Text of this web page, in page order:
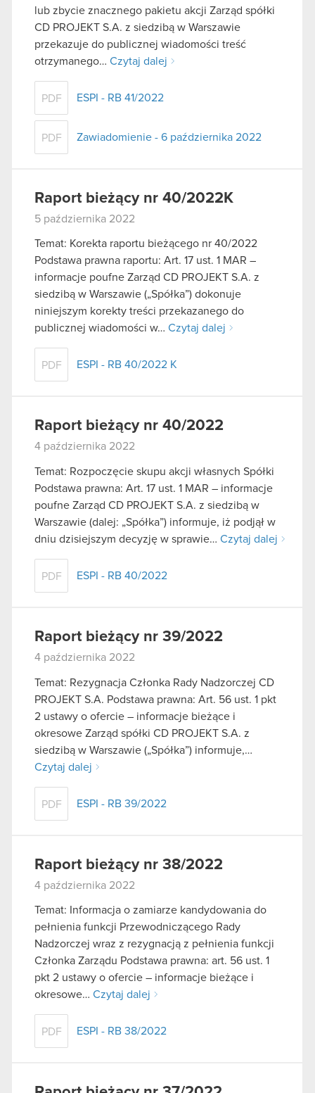
lub zbycie znacznego pakietu akcji Zarząd spółki
CD PROJEKT S.A. z siedzibą w Warszawie
przekazuje do publicznej wiadomości treść
otrzymanego… Czytaj dalej
PDF ESPI - RB 41/2022
PDF Zawiadomienie - 6 października 2022
Raport bieżący nr 40/2022K
5 października 2022
Temat: Korekta raportu bieżącego nr 40/2022
Podstawa prawna raportu: Art. 17 ust. 1 MAR –
informacje poufne Zarząd CD PROJEKT S.A. z
siedzibą w Warszawie („Spółka”) dokonuje
niniejszym korekty treści przekazanego do
publicznej wiadomości w… Czytaj dalej
PDF ESPI - RB 40/2022 K
Raport bieżący nr 40/2022
4 października 2022
Temat: Rozpoczęcie skupu akcji własnych Spółki
Podstawa prawna: Art. 17 ust. 1 MAR – informacje
poufne Zarząd CD PROJEKT S.A. z siedzibą w
Warszawie (dalej: „Spółka”) informuje, iż podjął w
dniu dzisiejszym decyzję w sprawie… Czytaj dalej
PDF ESPI - RB 40/2022
Raport bieżący nr 39/2022
4 października 2022
Temat: Rezygnacja Członka Rady Nadzorczej CD
PROJEKT S.A. Podstawa prawna: Art. 56 ust. 1 pkt
2 ustawy o ofercie – informacje bieżące i
okresowe Zarząd spółki CD PROJEKT S.A. z
siedzibą w Warszawie („Spółka”) informuje,…
Czytaj dalej
PDF ESPI - RB 39/2022
Raport bieżący nr 38/2022
4 października 2022
Temat: Informacja o zamiarze kandydowania do
pełnienia funkcji Przewodniczącego Rady
Nadzorczej wraz z rezygnacją z pełnienia funkcji
Członka Zarządu Podstawa prawna: art. 56 ust. 1
pkt 2 ustawy o ofercie – informacje bieżące i
okresowe… Czytaj dalej
PDF ESPI - RB 38/2022